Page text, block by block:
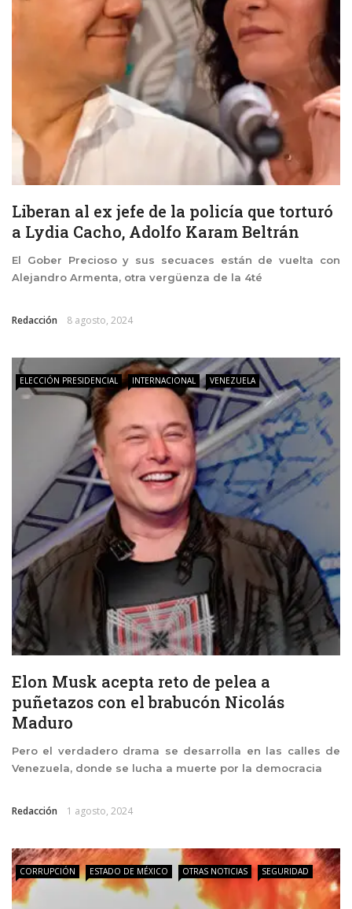
Liberan al ex jefe de la policía que torturó
a Lydia Cacho, Adolfo Karam Beltrán
El Gober Precioso y sus secuaces están de vuelta con
Alejandro Armenta, otra vergüenza de la 4té
Redacción 8 agosto, 2024
ELECCIÓN PRESIDENCIAL INTERNACIONAL VENEZUELA
Elon Musk acepta reto de pelea a
puñetazos con el brabucón Nicolás
Maduro
Pero el verdadero drama se desarrolla en las calles de
Venezuela, donde se lucha a muerte por la democracia
Redacción 1 agosto, 2024
CORRUPCIÓN ESTADO DE MÉXICO OTRAS NOTICIAS SEGURIDAD